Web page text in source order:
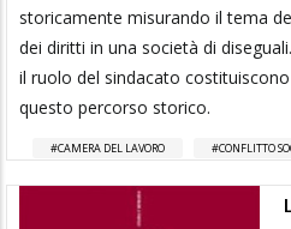
storicamente misurando il tema
dei diritti in una società di
il ruolo del sindacato
questo percorso storico.
CAMERA DEL LAVORO CONFLITTO